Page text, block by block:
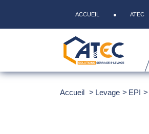
ACCUEIL ATEC
Accueil Levage EPI